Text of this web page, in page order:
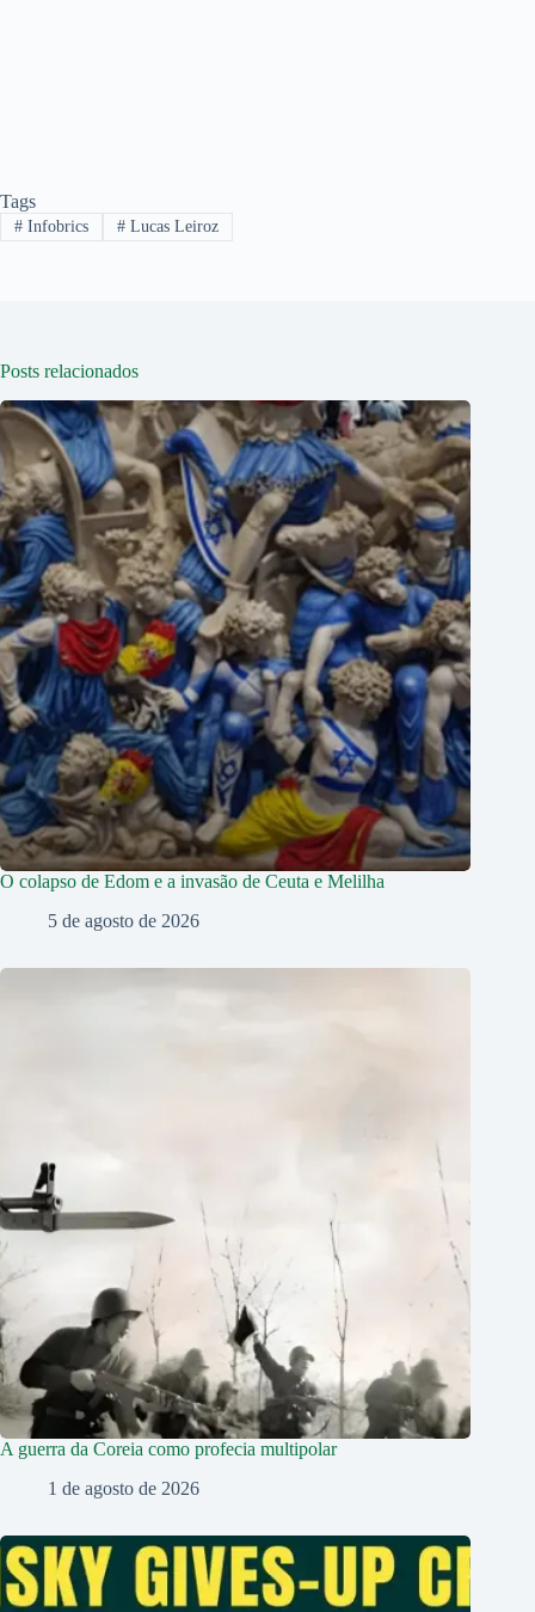
Tags
#Infobrics #Lucas Leiroz
Posts relacionados
O colapso de Edom e a invasão de Ceuta e Melilha
5 de agosto de 2026
A guerra da Coreia como profecia multipolar
1 de agosto de 2026